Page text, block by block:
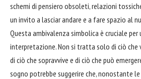
schemi di pensiero obsoleti, relazioni
un invito a lasciar andare e a fare spazio al
Questa ambivalenza simbolica è cruciale
interpretazione. Non si tratta solo di ciò che
di ciò che sopravvive e di ciò che può
sogno potrebbe suggerire che, nonostante